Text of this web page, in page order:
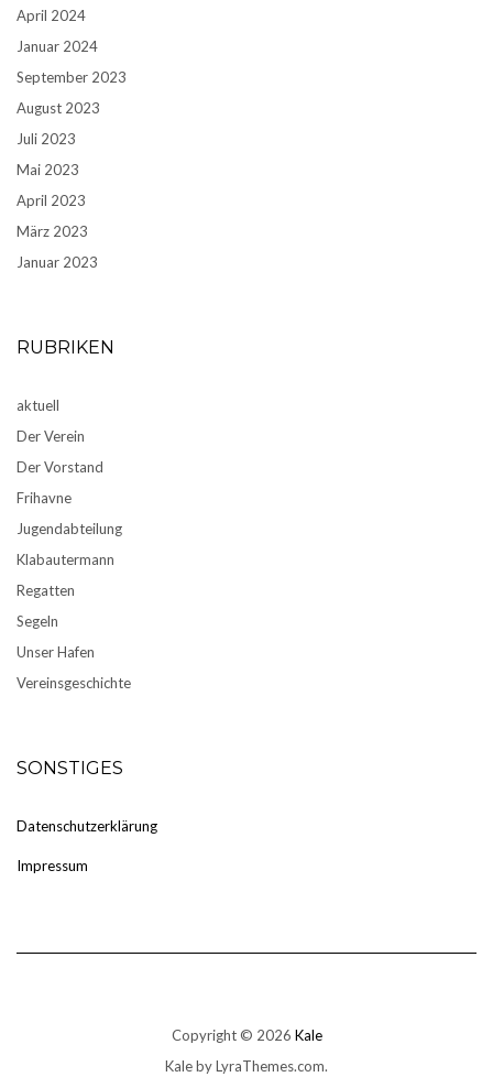
April 2024
Januar 2024
September 2023
August 2023
Juli 2023
Mai 2023
April 2023
März 2023
Januar 2023
RUBRIKEN
aktuell
Der Verein
Der Vorstand
Frihavne
Jugendabteilung
Klabautermann
Regatten
Segeln
Unser Hafen
Vereinsgeschichte
SONSTIGES
Datenschutzerklärung
Impressum
Copyright © 2026 Kale
Kaleby LyraThemes.com.